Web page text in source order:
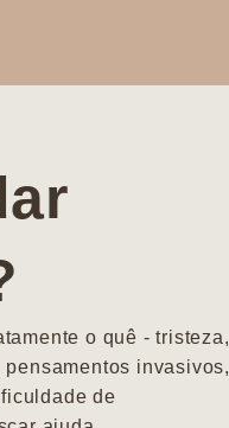
o quê - tristeza,
invasivos,
de